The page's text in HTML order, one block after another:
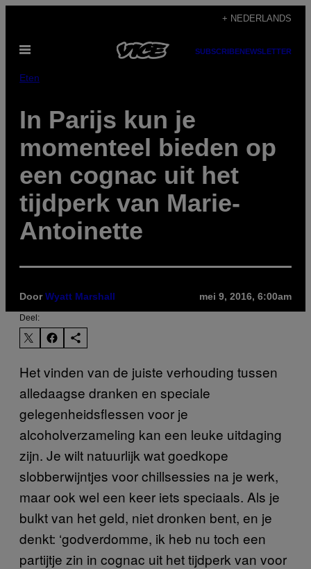
de
inhoud
+ NEDERLANDS
Open
SUBSCRIBENEWSLETTER
Eten
In Parijs kun je
momenteel bieden op
een cognac uit het
tijdperk van Marie-
Antoinette
DoorWyatt Marshall mei 9, 2016, 6:00am
Deel:
Het vinden van de juiste verhouding tussen
alledaagse dranken en speciale
gelegenheidsflessen voor je
alcoholverzameling kan een leuke uitdaging
zijn. Je wilt natuurlijk wat goedkope
slobberwijntjes voor chillsessies na je werk,
maar ook wel een keer iets speciaals. Als je
bulkt van het geld, niet dronken bent, en je
denkt: ‘godverdomme, ik heb nu toch een
partijtje zin in cognac uit het tijdperk van voor